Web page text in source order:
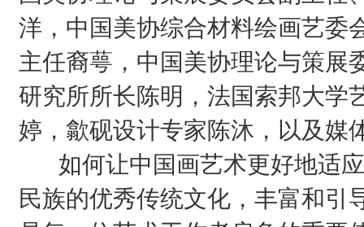
洋，中国美协综合材料绘画艺委
主任裔萼，中国美协理论与策展
研究所所长陈明，法国索邦大学
婷，歙砚设计专家陈沐，以及媒
如何让中国画艺术更好地适应
民族的优秀传统文化，丰富和引